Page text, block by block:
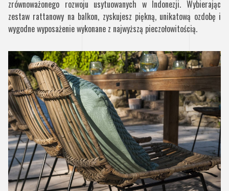
zrównoważonego rozwoju usytuowanych w Indonezji. Wybierając
zestaw rattanowy na balkon, zyskujesz piękną, unikatową ozdobę i
wygodne wyposażenie wykonane z najwyższą pieczołowitością.